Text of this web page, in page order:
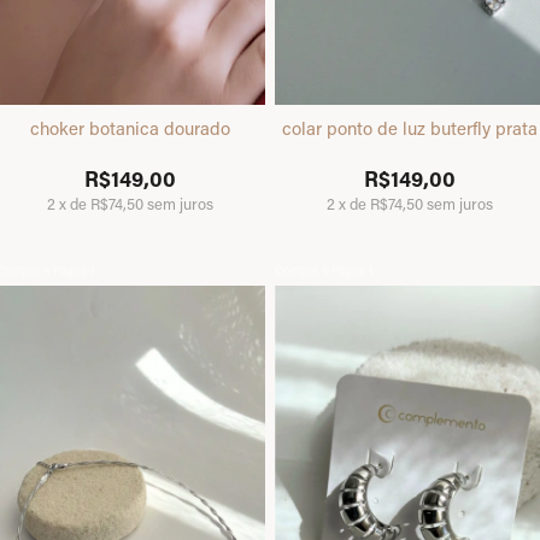
choker botanica dourado
R$149,00
2 xde R$74,50sem juros
colar ponto de luz buterfly prata
R$149,00
2 xde R$74,50sem juros